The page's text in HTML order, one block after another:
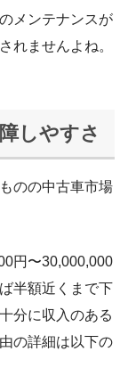
メンテナンスが
れませんよね。
しやすさ
のの中古車市場
円〜30,000,000
半額近くまで下
分に収入のある
の詳細は以下の